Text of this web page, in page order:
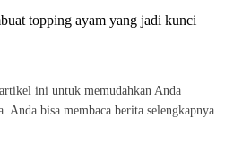
topping ayam yang jadi kunci
ini untuk memudahkan Anda
Anda bisa membaca berita selengkapnya